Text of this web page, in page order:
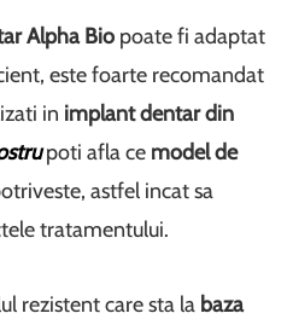
Alpha Bio poate fi adaptat
este foarte recomandat
in implant dentar din
poti afla ce model de
astfel incat sa
tratamentului.
rezistent care sta la baza